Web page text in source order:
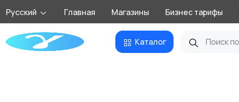
Русский Главная Магазины Бизнес тарифы
Каталог